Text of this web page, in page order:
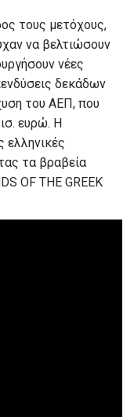
τους μετόχους,
να βελτιώσουν
νέες
δεκάδων
του ΑΕΠ, που
ευρώ. Η
ελληνικές
τα βραβεία
OF THE GREEK